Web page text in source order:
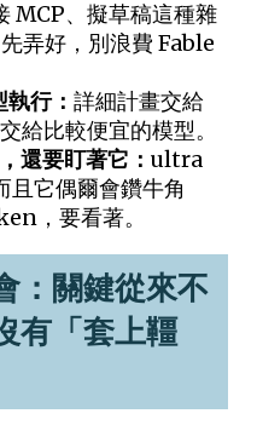
MCP、擬草稿這種雜
弄好，別浪費 Fable
行： 詳細計畫交給
給比較便宜的模型。
要盯著它： ultra
它偶爾會鑽牛角
，要看著。
：關鍵從來不
有「套上韁